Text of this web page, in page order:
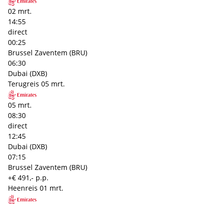
02 mrt.
14:55
direct
00:25
Brussel Zaventem (BRU)
06:30
Dubai (DXB)
Terugreis 05 mrt.
05 mrt.
08:30
direct
12:45
Dubai (DXB)
07:15
Brussel Zaventem (BRU)
+€ 491,- p.p.
Heenreis 01 mrt.